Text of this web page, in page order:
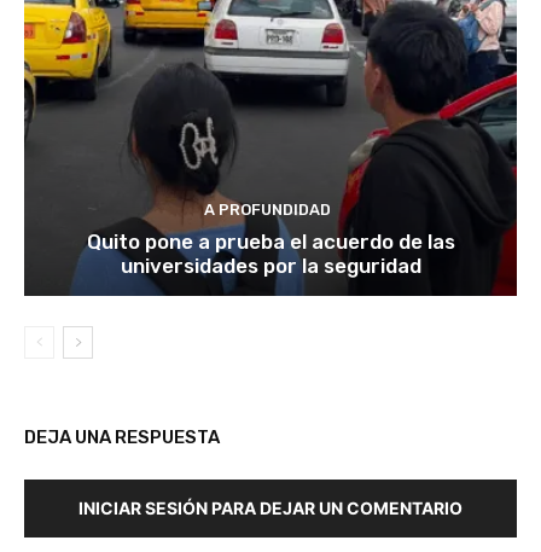
A PROFUNDIDAD
Quito pone a prueba el acuerdo de las
universidades por la seguridad
DEJA UNA RESPUESTA
INICIAR SESIÓN PARA DEJAR UN COMENTARIO